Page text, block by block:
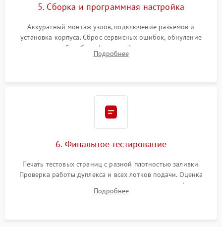
5. Сборка и программная настройка
Аккуратный монтаж узлов, подключение разъемов и
установка корпуса. Сброс сервисных ошибок, обнуление
счетчиков абсорбера (памперса) или узла переноса,
обновление прошивки и программная калибровка аппарата.
Подробнее
6. Финальное тестирование
Печать тестовых страниц с разной плотностью заливки.
Проверка работы дуплекса и всех лотков подачи. Оценка
качества запекания тонера и полное отсутствие дефектов
изображения перед выдачей готового устройства.
Подробнее